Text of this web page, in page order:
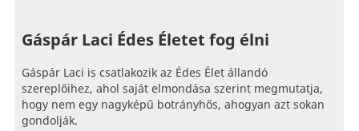
Gáspár Laci Édes Életet fog élni
Gáspár Laci is csatlakozik az Édes Élet állandó
szereplőihez, ahol saját elmondása szerint megmutatja,
hogy nem egy nagyképű botrányhős, ahogyan azt sokan
gondolják.